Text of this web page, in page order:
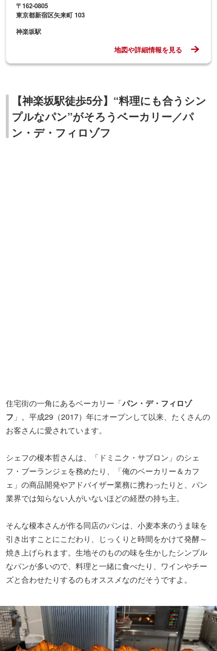
〒162-0805
東京都新宿区矢来町 103
神楽坂駅
地図や詳細情報を見る
【神楽坂駅徒歩5分】“料理にも合うシン
プルなパン”がそろうベーカリー／パ
ン・デ・フィロゾフ
フ・ブーランジェを務めたり、「俺のベーカリー＆カフ
ェ」の商品開発やアドバイザー業務に携わったりと、パン
業界では知らない人がいないほどの経歴の持ち主。
そんな榎本さんが作る同店のパンは、小麦本来のうま味を
引き出すことにこだわり、じっくりと時間をかけて発酵～
焼き上げられます。生地そのものの味を生かしたシンプル
なパンが多いので、料理と一緒に食べたり、ワインやチー